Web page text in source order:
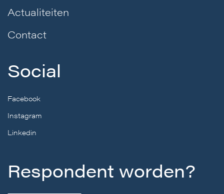
Actualiteiten
Contact
Social
Facebook
Instagram
Linkedin
Respondent worden?